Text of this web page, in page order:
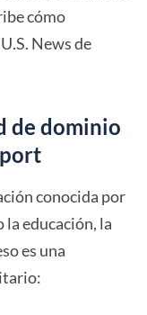
cómo
News de
de dominio
conocida por
educación, la
es una